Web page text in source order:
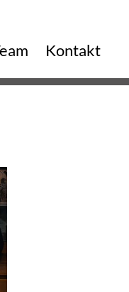
Kontakt